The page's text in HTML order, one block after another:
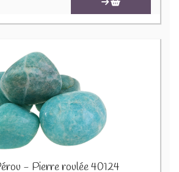
- Pierre roulée 40124